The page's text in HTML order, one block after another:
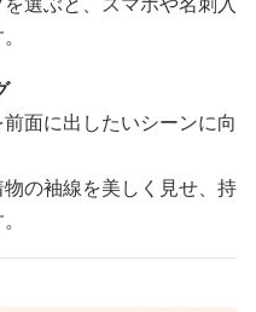
面に出したいシーンに向
の袖線を美しく見せ、持